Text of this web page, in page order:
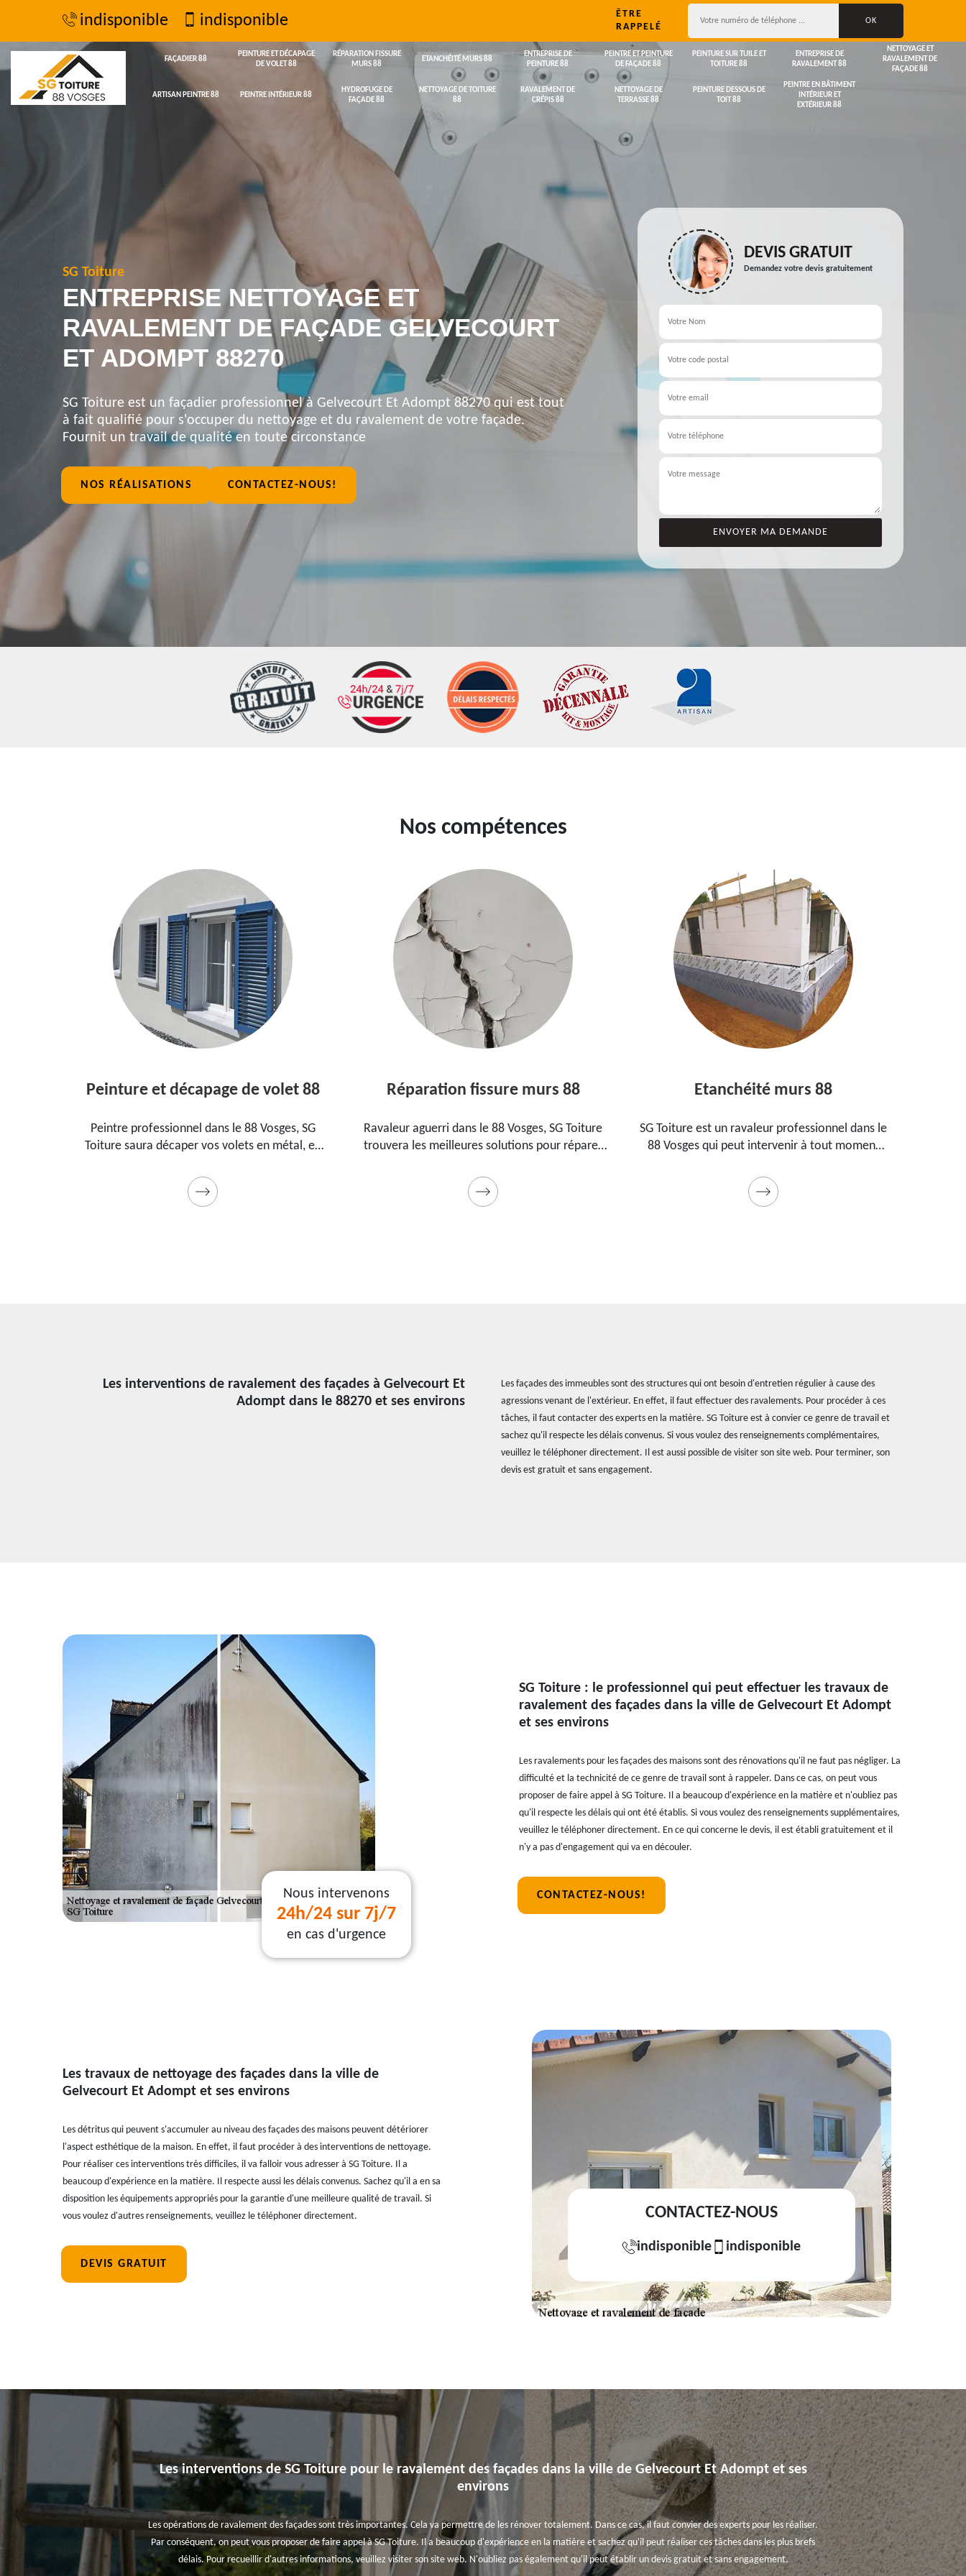
indisponible indisponible
ÊTRE
RAPPELÉ
FAÇADIER 88
PEINTURE ET DÉCAPAGE
DE VOLET 88
RÉPARATION FISSURE
MURS 88
ETANCHÉITÉ MURS 88
ENTREPRISE DE
PEINTURE 88
PEINTRE ET PEINTURE
DE FAÇADE 88
PEINTURE SUR TUILE ET
TOITURE 88
ENTREPRISE DE
RAVALEMENT 88
NETTOYAGE ET
RAVALEMENT DE
FAÇADE 88
ARTISAN PEINTRE 88 PEINTRE INTÉRIEUR 88
HYDROFUGE DE
FAÇADE 88
NETTOYAGE DE TOITURE
88
RAVALEMENT DE
CRÉPIS 88
NETTOYAGE DE
TERRASSE 88
PEINTURE DESSOUS DE
TOIT 88
PEINTRE EN BÂTIMENT
INTÉRIEUR ET
EXTÉRIEUR 88
SG Toiture
ENTREPRISE NETTOYAGE ET
RAVALEMENT DE FAÇADE GELVECOURT
ET ADOMPT 88270
SG Toiture est un façadier professionnel à Gelvecourt Et Adompt 88270 qui est tout
à fait qualifié pour s'occuper du nettoyage et du ravalement de votre façade.
Fournit un travail de qualité en toute circonstance
NOS RÉALISATIONS CONTACTEZ-NOUS!
DEVIS GRATUIT
Demandez votre devis gratuitement
Nos compétences
Peinture et décapage de volet 88
Peintre professionnel dans le 88 Vosges, SG
Toiture saura décaper vos volets en métal, en
Utilise des produits et des peintures de qualité.
Devis détaillé offert
Réparation fissure murs 88
Ravaleur aguerri dans le 88 Vosges, SG Toiture
trouvera les meilleures solutions pour réparer
qualité et des matériels professionnels. Travaux
garantis décennaux
Etanchéité murs 88
SG Toiture est un ravaleur professionnel dans le
88 Vosges qui peut intervenir à tout moment
pas cher pour ce faire
Les interventions de ravalement des façades à Gelvecourt Et
Adompt dans le 88270 et ses environs
Les façades des immeubles sont des structures qui ont besoin d'entretien régulier à cause des
agressions venant de l'extérieur. En effet, il faut effectuer des ravalements. Pour procéder à ces
tâches, il faut contacter des experts en la matière. SG Toiture est à convier ce genre de travail et
sachez qu'il respecte les délais convenus. Si vous voulez des renseignements complémentaires,
veuillez le téléphoner directement. Il est aussi possible de visiter son site web. Pour terminer, son
devis est gratuit et sans engagement.
Nous intervenons
24h/24 sur 7j/7
en cas d'urgence
SG Toiture : le professionnel qui peut effectuer les travaux de
ravalement des façades dans la ville de Gelvecourt Et Adompt
et ses environs
Les ravalements pour les façades des maisons sont des rénovations qu'il ne faut pas négliger. La
difficulté et la technicité de ce genre de travail sont à rappeler. Dans ce cas, on peut vous
proposer de faire appel à SG Toiture. Il a beaucoup d'expérience en la matière et n'oubliez pas
qu'il respecte les délais qui ont été établis. Si vous voulez des renseignements supplémentaires,
veuillez le téléphoner directement. En ce qui concerne le devis, il est établi gratuitement et il
n'y a pas d'engagement qui va en découler.
CONTACTEZ-NOUS!
Les travaux de nettoyage des façades dans la ville de
Gelvecourt Et Adompt et ses environs
Les détritus qui peuvent s'accumuler au niveau des façades des maisons peuvent détériorer
l'aspect esthétique de la maison. En effet, il faut procéder à des interventions de nettoyage.
Pour réaliser ces interventions très difficiles, il va falloir vous adresser à SG Toiture. Il a
beaucoup d'expérience en la matière. Il respecte aussi les délais convenus. Sachez qu'il a en sa
disposition les équipements appropriés pour la garantie d'une meilleure qualité de travail. Si
vous voulez d'autres renseignements, veuillez le téléphoner directement.
DEVIS GRATUIT
CONTACTEZ-NOUS
indisponible indisponible
Les interventions de SG Toiture pour le ravalement des façades dans la ville de Gelvecourt Et Adompt et ses
environs
Les opérations de ravalement des façades sont très importantes. Cela va permettre de les rénover totalement. Dans ce cas, il faut convier des experts pour les réaliser.
Par conséquent, on peut vous proposer de faire appel à SG Toiture. Il a beaucoup d'expérience en la matière et sachez qu'il peut réaliser ces tâches dans les plus brefs
délais. Pour recueillir d'autres informations, veuillez visiter son site web. N'oubliez pas également qu'il peut établir un devis gratuit et sans engagement.